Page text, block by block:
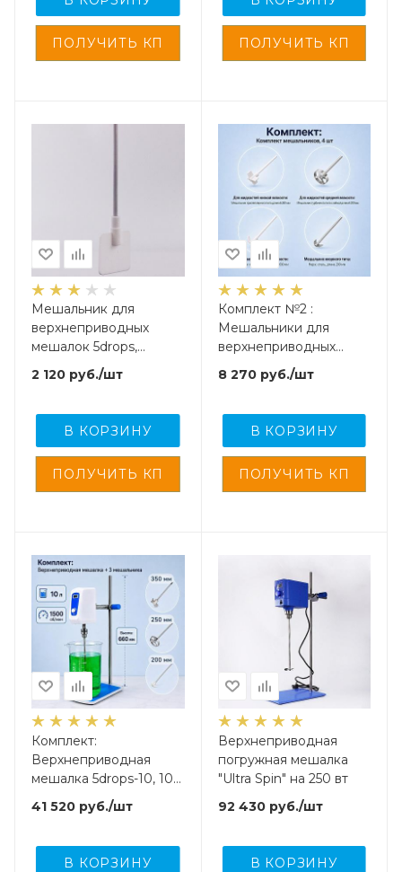
Мешальник для
верхнеприводных
мешалок 5drops,
пластинчатого типа,
нержавеющая сталь с
покрытием, 350 мм
2 120 руб./шт
В КОРЗИНУ
Комплект №2 :
Мешальники для
верхнеприводных
мешалок – 4 шт.
8 270руб./шт
В КОРЗИНУ
Комплект:
Верхнеприводная
мешалка 5drops-10, 100
Ватт, до 10 литров,
цифровой дисплей +
41 520 руб./шт
В КОРЗИНУ
Верхнеприводная
погружная мешалка
"Ultra Spin" на 250 вт
92 430руб./шт
В КОРЗИНУ